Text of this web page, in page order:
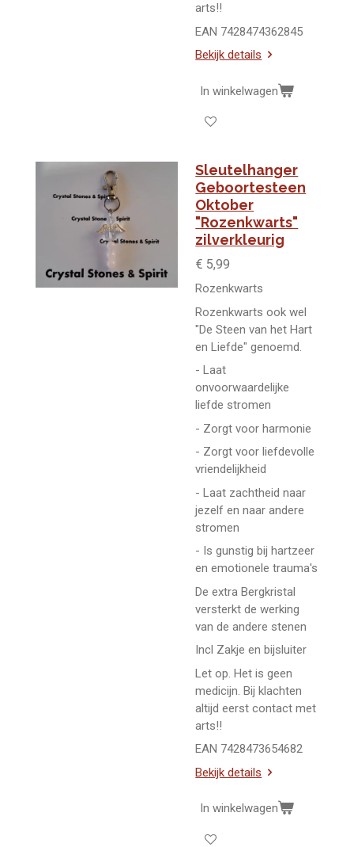
arts!!
EAN 7428474362845
Bekijk details
In winkelwagen
Sleutelhanger
Geboortesteen
Oktober
"Rozenkwarts"
zilverkleurig
€ 5,99
Rozenkwarts
Rozenkwarts ook wel
"De Steen van het Hart
en Liefde" genoemd.
- Laat
onvoorwaardelijke
liefde stromen
- Zorgt voor harmonie
- Zorgt voor liefdevolle
vriendelijkheid
- Laat zachtheid naar
jezelf en naar andere
stromen
- Is gunstig bij hartzeer
en emotionele trauma's
De extra Bergkristal
versterkt de werking
van de andere stenen
Incl Zakje en bijsluiter
Let op. Het is geen
medicijn. Bij klachten
altijd eerst contact met
arts!!
EAN 7428473654682
Bekijk details
In winkelwagen